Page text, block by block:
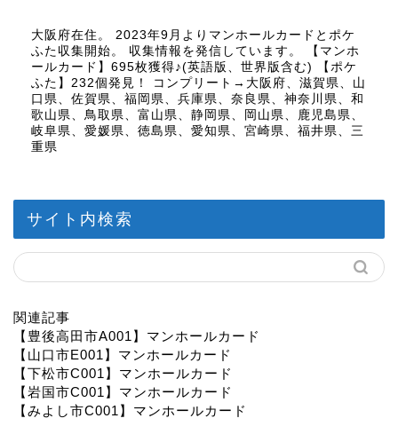
大阪府在住。 2023年9月よりマンホールカードとポケ
ふた収集開始。 収集情報を発信しています。 【マンホ
ールカード】695枚獲得♪(英語版、世界版含む) 【ポケ
ふた】232個発見！ コンプリート→大阪府、滋賀県、山
口県、佐賀県、福岡県、兵庫県、奈良県、神奈川県、和
歌山県、鳥取県、富山県、静岡県、岡山県、鹿児島県、
岐阜県、愛媛県、徳島県、愛知県、宮崎県、福井県、三
重県
サイト内検索
関連記事
【豊後高田市A001】マンホールカード
【山口市E001】マンホールカード
【下松市C001】マンホールカード
【岩国市C001】マンホールカード
【みよし市C001】マンホールカード